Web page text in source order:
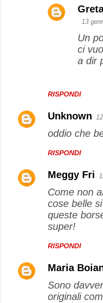
RISPONDI
13
Un
ci
a dir
Unknown
oddio che
RISPONDI
Meggy Fri
Come non
cose belle
queste
super!
RISPONDI
Maria
Sono
originali